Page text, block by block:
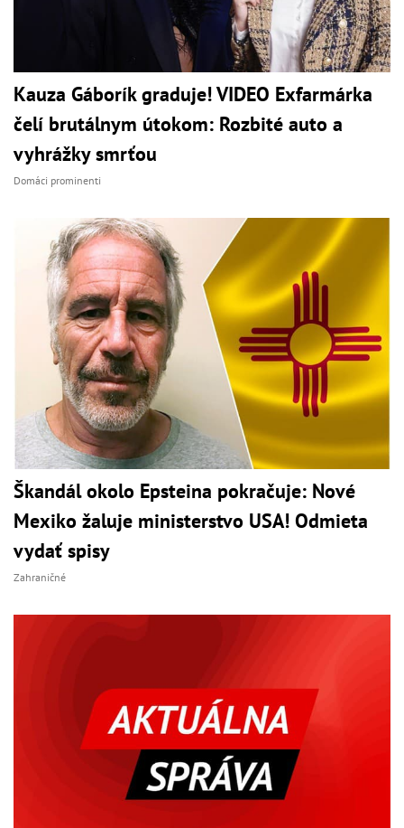
Kauza Gáborík graduje! VIDEO Exfarmárka
čelí brutálnym útokom: Rozbité auto a
vyhrážky smrťou
Domáci prominenti
Škandál okolo Epsteina pokračuje: Nové
Mexiko žaluje ministerstvo USA! Odmieta
vydať spisy
Zahraničné